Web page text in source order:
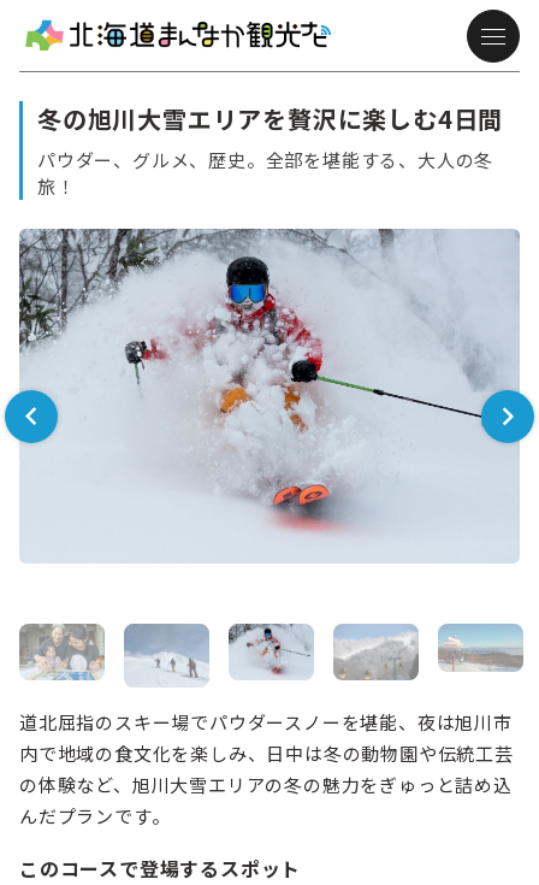
冬の旭川大雪エリアを贅沢に楽しむ4日間
パウダー、グルメ、歴史。全部を堪能する、大人の冬
旅！
道北屈指のスキー場でパウダースノーを堪能、夜は旭川市
内で地域の食文化を楽しみ、日中は冬の動物園や伝統工芸
の体験など、旭川大雪エリアの冬の魅力をぎゅっと詰め込
んだプランです。
このコースで登場するスポット